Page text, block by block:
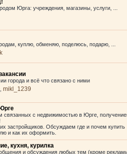
Юрга: учреждения, магазины, услуги, ...
куплю, обменяю, поделюсь, подарю, ...
города и всё что связано с ними
mikl_1239
связанных с недвижимостью в Юрге,
застройщиков. Обсуждаем где и почем купить
и как их оформить.
кухня, курилка
и обсуждения любых тем (кроме